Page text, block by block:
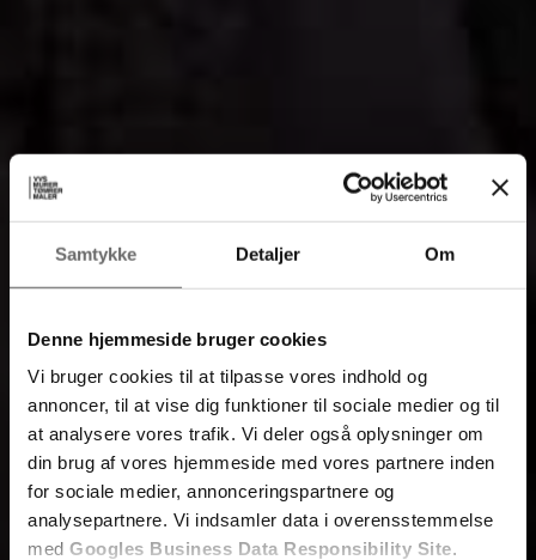
Samtykke Detaljer Om
Denne hjemmeside bruger cookies
Vi bruger cookies til at tilpasse vores indhold og
annoncer, til at vise dig funktioner til sociale medier og til
at analysere vores trafik. Vi deler også oplysninger om
din brug af vores hjemmeside med vores partnere inden
for sociale medier, annonceringspartnere og
analysepartnere. Vi indsamler data i overensstemmelse
med Googles Business Data Responsibility Site.